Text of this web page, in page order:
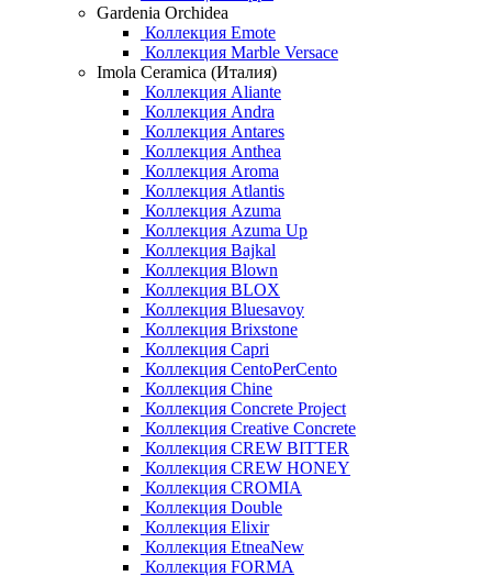
Gardenia Orchidea
Коллекция Emote
Коллекция Marble Versace
Imola Ceramica (Италия)
Коллекция Aliante
Коллекция Andra
Коллекция Antares
Коллекция Anthea
Коллекция Aroma
Коллекция Atlantis
Коллекция Azuma
Коллекция Azuma Up
Коллекция Bajkal
Коллекция Blown
Коллекция BLOX
Коллекция Bluesavoy
Коллекция Brixstone
Коллекция Capri
Коллекция CentoPerCento
Коллекция Chine
Коллекция Concrete Project
Коллекция Creative Concrete
Коллекция CREW BITTER
Коллекция CREW HONEY
Коллекция CROMIA
Коллекция Double
Коллекция Elixir
Коллекция EtneaNew
Коллекция FORMA